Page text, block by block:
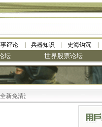
评论 兵器知识 史海钩沉
坛 世界股票论坛
型豆浆机 全美最低